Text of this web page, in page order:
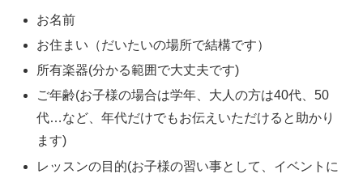
お名前
お住まい（だいたいの場所で結構です）
所有楽器(分かる範囲で大丈夫です)
ご年齢(お子様の場合は学年、大人の方は40代、50
代…など、年代だけでもお伝えいただけると助かり
ます)
レッスンの目的(お子様の習い事として、イベントに